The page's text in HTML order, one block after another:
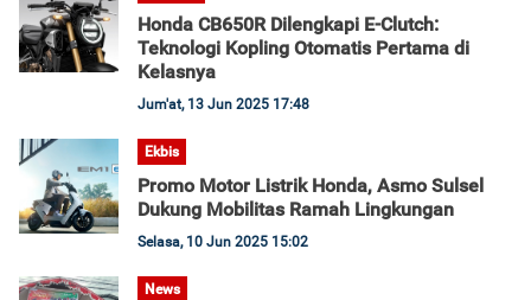
Honda CB650R Dilengkapi E-Clutch:
Teknologi Kopling Otomatis Pertama di
Kelasnya
Jum'at, 13 Jun 2025 17:48
Ekbis
Promo Motor Listrik Honda, Asmo Sulsel
Dukung Mobilitas Ramah Lingkungan
Selasa, 10 Jun 2025 15:02
News